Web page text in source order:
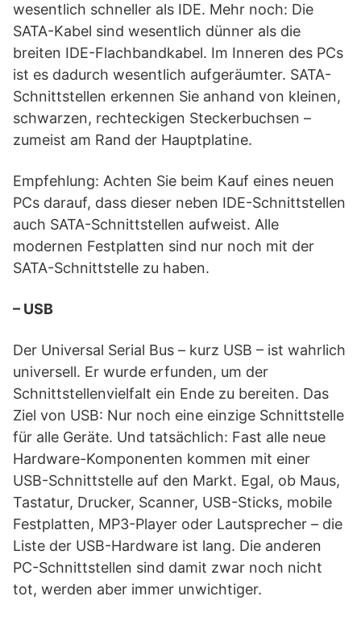
wesentlich schneller als IDE. Mehr noch: Die
SATA-Kabel sind wesentlich dünner als die
breiten IDE-Flachbandkabel. Im Inneren des PCs
ist es dadurch wesentlich aufgeräumter. SATA-
Schnittstellen erkennen Sie anhand von kleinen,
schwarzen, rechteckigen Steckerbuchsen –
zumeist am Rand der Hauptplatine.
Empfehlung: Achten Sie beim Kauf eines neuen
PCs darauf, dass dieser neben IDE-Schnittstellen
auch SATA-Schnittstellen aufweist. Alle
modernen Festplatten sind nur noch mit der
SATA-Schnittstelle zu haben.
– USB
Der Universal Serial Bus – kurz USB – ist wahrlich
universell. Er wurde erfunden, um der
Schnittstellenvielfalt ein Ende zu bereiten. Das
Ziel von USB: Nur noch eine einzige Schnittstelle
für alle Geräte. Und tatsächlich: Fast alle neue
Hardware-Komponenten kommen mit einer
USB-Schnittstelle auf den Markt. Egal, ob Maus,
Tastatur, Drucker, Scanner, USB-Sticks, mobile
Festplatten, MP3-Player oder Lautsprecher – die
Liste der USB-Hardware ist lang. Die anderen
PC-Schnittstellen sind damit zwar noch nicht
tot, werden aber immer unwichtiger.